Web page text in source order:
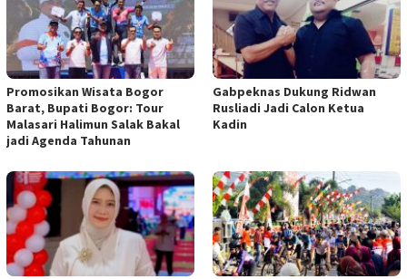
Promosikan Wisata Bogor
Barat, Bupati Bogor: Tour
Malasari Halimun Salak Bakal
jadi Agenda Tahunan
Gabpeknas Dukung Ridwan
Rusliadi Jadi Calon Ketua
Kadin